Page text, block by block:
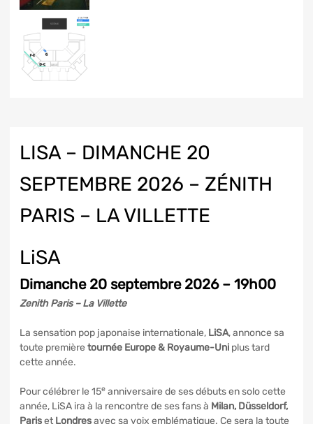
LISA – DIMANCHE 20
SEPTEMBRE 2026 – ZÉNITH
PARIS – LA VILLETTE
LiSA
Dimanche 20 septembre 2026 – 19h00
Zenith Paris – La Villette
La sensation pop japonaise internationale, LiSA, annonce sa
toute première tournée Europe & Royaume-Uni plus tard
cette année.
Pour célébrer le 15e anniversaire de ses débuts en solo cette
année, LiSA ira à la rencontre de ses fans à Milan, Düsseldorf,
Pariset Londresavec sa voix emblématique. Ce sera la toute